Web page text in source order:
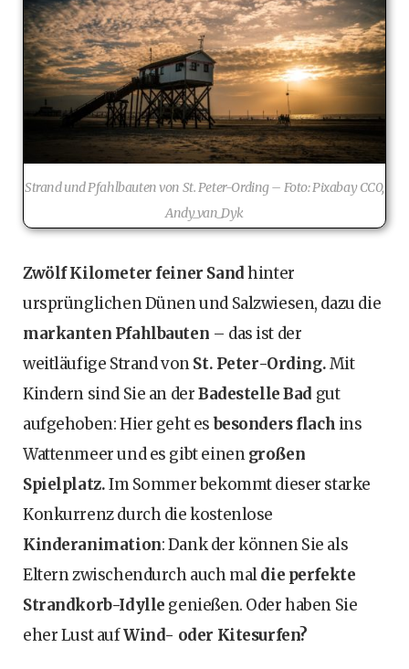
Strand und Pfahlbauten von St. Peter-Ording – Foto: Pixabay CC0,
Andy_van_Dyk
Zwölf Kilometer feiner Sandhinter
ursprünglichen Dünen und Salzwiesen, dazu die
markanten Pfahlbauten – das ist der
weitläufige Strand vonSt. Peter-Ording.Mit
Kindern sind Sie an derBadestelle Bad gut
aufgehoben: Hier geht esbesonders flach ins
Wattenmeer und es gibt einengroßen
Spielplatz.Im Sommer bekommt dieser starke
Konkurrenz durch die kostenlose
Kinderanimation: Dank der können Sie als
Eltern zwischendurch auch maldie perfekte
Strandkorb-Idylle genießen. Oder haben Sie
eher Lust aufWind- oder Kitesurfen?